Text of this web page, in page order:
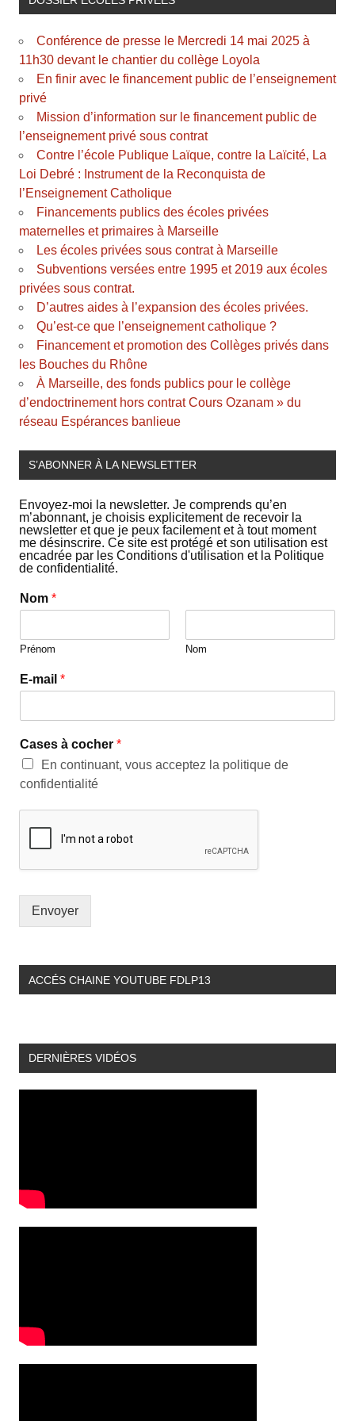
Conférence de presse le Mercredi 14 mai 2025 à
11h30 devant le chantier du collège Loyola
En finir avec le financement public de l’enseignement
privé
Mission d’information sur le financement public de
l’enseignement privé sous contrat
Contre l’école Publique Laïque, contre la Laïcité, La
Loi Debré : Instrument de la Reconquista de
l’Enseignement Catholique
Financements publics des écoles privées
maternelles et primaires à Marseille
Les écoles privées sous contrat à Marseille
Subventions versées entre 1995 et 2019 aux écoles
privées sous contrat.
D’autres aides à l’expansion des écoles privées.
Qu’est-ce que l’enseignement catholique ?
Financement et promotion des Collèges privés dans
les Bouches du Rhône
À Marseille, des fonds publics pour le collège
d’endoctrinement hors contrat Cours Ozanam » du
réseau Espérances banlieue
S’ABONNER À LA NEWSLETTER
Envoyez-moi la newsletter. Je comprends qu’en
m’abonnant, je choisis explicitement de recevoir la
newsletter et que je peux facilement et à tout moment
me désinscrire. Ce site est protégé et son utilisation est
encadrée par les Conditions d'utilisation et la Politique
de confidentialité.
Nom *
Prénom Nom
E-mail *
Cases à cocher *
En continuant, vous acceptez la politique de
confidentialité
Envoyer
ACCÉS CHAINE YOUTUBE FDLP13
DERNIÈRES VIDÉOS